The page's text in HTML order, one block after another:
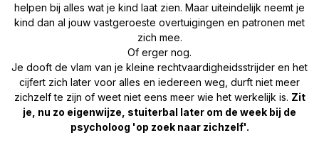
helpen bij alles wat je kind laat zien. Maar uiteindelijk neemt je
kind dan al jouw vastgeroeste overtuigingen en patronen met
zich mee.
Of erger nog.
Je dooft de vlam van je kleine rechtvaardigheidsstrijder en het
cijfert zich later voor alles en iedereen weg, durft niet meer
zichzelf te zijn of weet niet eens meer wie het werkelijk is. Zit
je, nu zo eigenwijze, stuiterbal later om de week bij de
psycholoog 'op zoek naar zichzelf'.